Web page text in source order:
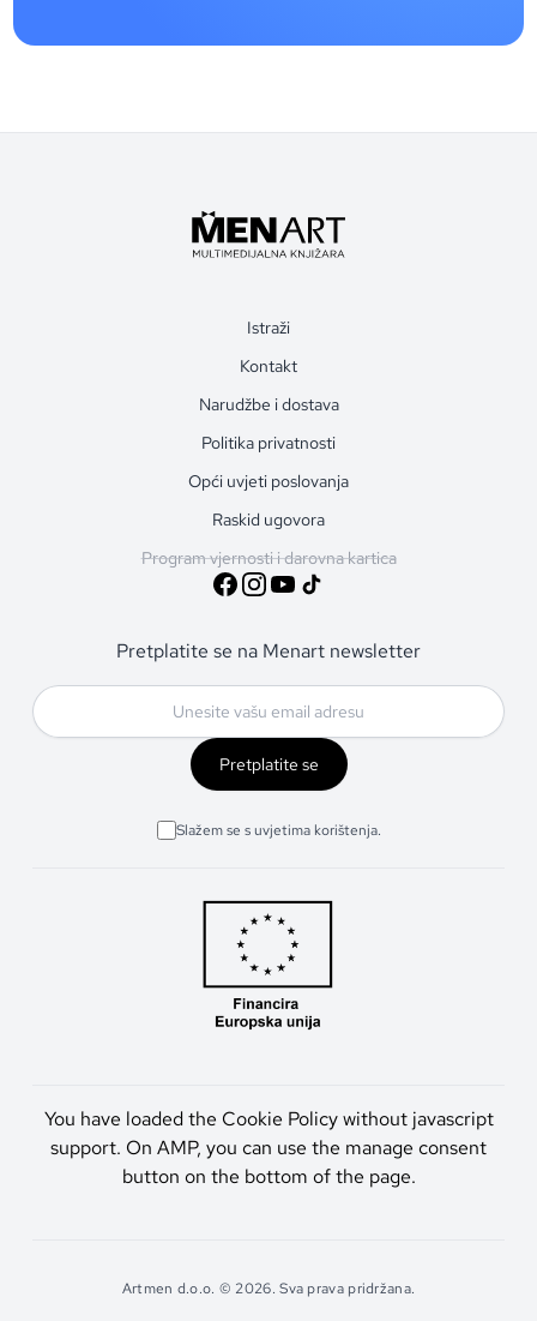
Istraži
Kontakt
Narudžbe i dostava
Politika privatnosti
Opći uvjeti poslovanja
Raskid ugovora
Program vjernosti i darovna kartica
Pretplatite se na Menart newsletter
Pretplatite se
Slažem se s uvjetima korištenja.
You have loaded the Cookie Policy without javascript
support. On AMP, you can use the manage consent
button on the bottom of the page.
Artmen d.o.o. © 2026. Sva prava pridržana.